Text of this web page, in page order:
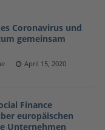
Coronavirus und
gemeinsam
April 15, 2020
Finance
europäischen
Unternehmen